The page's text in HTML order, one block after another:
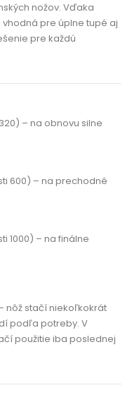
nožov. Vďaka
vhodná pre úplne tupé aj
pre každú
– na obnovu silne
600) – na prechodné
1000) – na finálne
nôž stačí niekoľkokrát
podľa potreby. V
použitie iba poslednej